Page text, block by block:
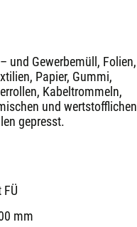
und Gewerbemüll, Folien,
Papier, Gummi,
Kabeltrommeln,
und wertstofflichen
gepresst.
mm